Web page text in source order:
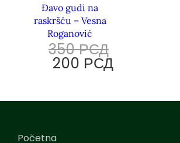
Đavo gudi na
raskršću – Vesna
Roganović
350РСД
200 РСД
Početna